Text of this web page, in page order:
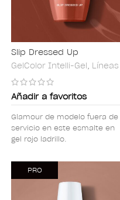
Slip Dressed Up
GelColor Intelli-Gel, Líneas
Añadir a favoritos
Glamour de modelo fuera de
servicio en este esmalte en
gel rojo ladrillo.
PRO